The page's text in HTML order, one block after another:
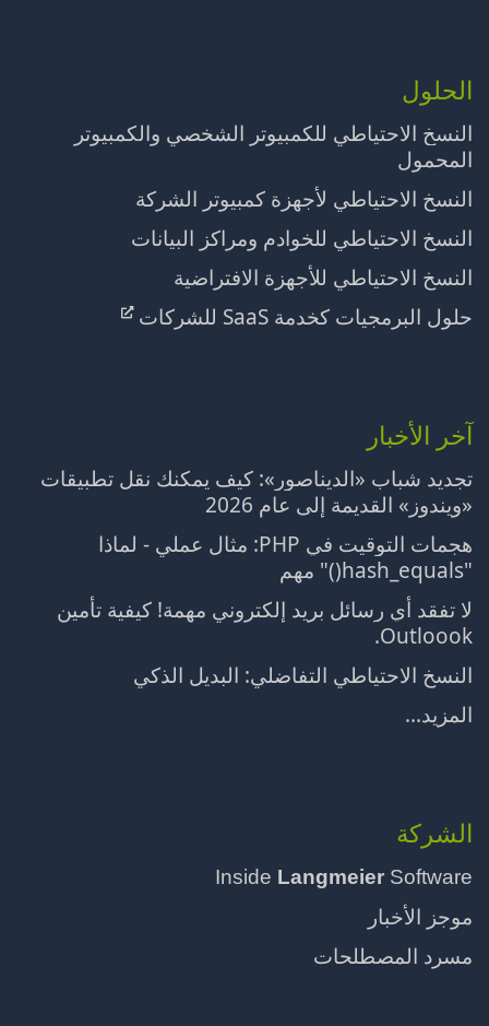
الحلول
النسخ الاحتياطي للكمبيوتر الشخصي والكمبيوتر
المحمول
النسخ الاحتياطي لأجهزة كمبيوتر الشركة
النسخ الاحتياطي للخوادم ومراكز البيانات
النسخ الاحتياطي للأجهزة الافتراضية
حلول البرمجيات كخدمة SaaS للشركات
آخر الأخبار
تجديد شباب «الديناصور»: كيف يمكنك نقل تطبيقات
«ويندوز» القديمة إلى عام 2026
هجمات التوقيت في PHP: مثال عملي - لماذا
"hash_equals()" مهم
لا تفقد أي رسائل بريد إلكتروني مهمة! كيفية تأمين
Outloook.
النسخ الاحتياطي التفاضلي: البديل الذكي
المزيد...
الشركة
Inside Langmeier Software
موجز الأخبار
مسرد المصطلحات